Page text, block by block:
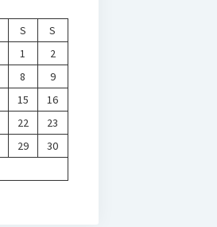
S
S
1
2
8
9
15
16
22
23
29
30